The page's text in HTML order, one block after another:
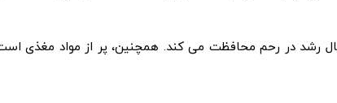
رشد در رحم محافظت می کند. همچنین، پر از مواد مغذی